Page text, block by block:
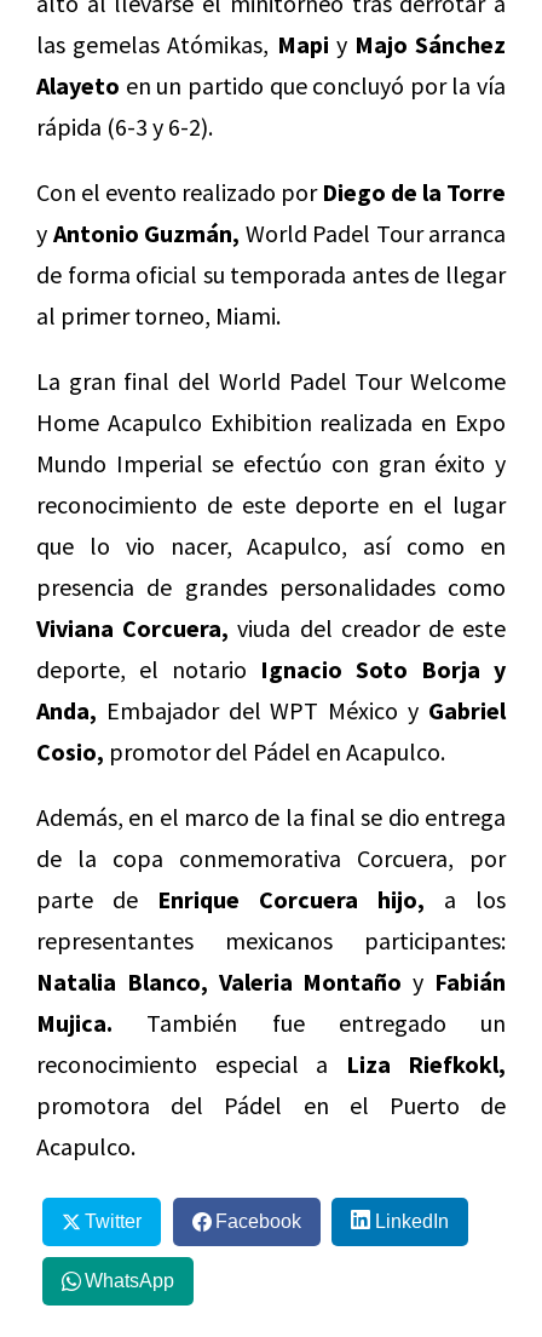
las gemelas Atómikas, Mapi y Majo Sánchez
Alayeto en un partido que concluyó por la vía
rápida (6-3 y 6-2).
Con el evento realizado por Diego de la Torre
y Antonio Guzmán, World Padel Tour arranca
de forma oficial su temporada antes de llegar
al primer torneo, Miami.
La gran final del World Padel Tour Welcome
Home Acapulco Exhibition realizada en Expo
Mundo Imperial se efectúo con gran éxito y
reconocimiento de este deporte en el lugar
que lo vio nacer, Acapulco, así como en
presencia de grandes personalidades como
Viviana Corcuera, viuda del creador de este
deporte, el notario Ignacio Soto Borja y
Anda, Embajador del WPT México y Gabriel
Cosio, promotor del Pádel en Acapulco.
Además, en el marco de la final se dio entrega
de la copa conmemorativa Corcuera, por
parte de Enrique Corcuera hijo, a los
representantes mexicanos participantes:
Natalia Blanco, Valeria Montaño y Fabián
Mujica. También fue entregado un
reconocimiento especial a Liza Riefkokl,
promotora del Pádel en el Puerto de
Acapulco.
Twitter Facebook LinkedIn
WhatsApp